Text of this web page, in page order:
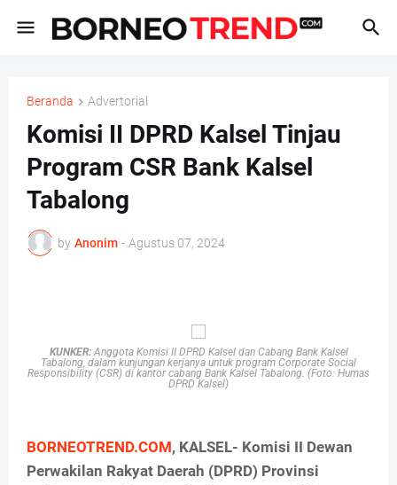
Beranda Advertorial
Komisi II DPRD Kalsel Tinjau
Program CSR Bank Kalsel
Tabalong
by Anonim - Agustus 07, 2024
KUNKER:Anggota Komisi II DPRD Kalsel dan Cabang Bank Kalsel
Tabalong, dalam kunjungan kerjanya untuk program Corporate Social
Responsibility (CSR) di kantor cabang Bank Kalsel Tabalong. (Foto: Humas
DPRD Kalsel)
BORNEOTREND.COM, KALSEL- Komisi II Dewan
Perwakilan Rakyat Daerah (DPRD) Provinsi